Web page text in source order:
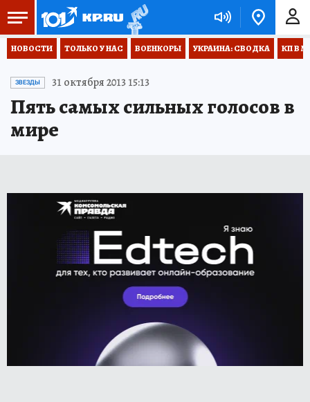
НОВОСТИ ТОЛЬКО У НАС ВОЕНКОРЫ УКРАИНА: СВОДКА КП В
ЗВЕЗДЫ 31 октября 2013 15:13
Пять самых сильных голосов в
мире